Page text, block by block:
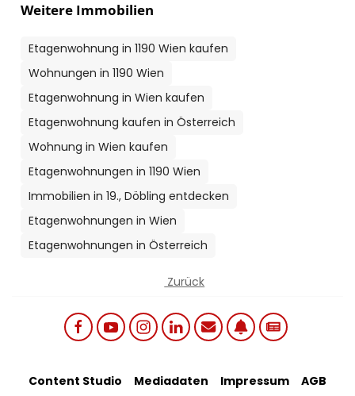
Weitere Immobilien
Etagenwohnung in 1190 Wien kaufen
Wohnungen in 1190 Wien
Etagenwohnung in Wien kaufen
Etagenwohnung kaufen in Österreich
Wohnung in Wien kaufen
Etagenwohnungen in 1190 Wien
Immobilien in 19., Döbling entdecken
Etagenwohnungen in Wien
Etagenwohnungen in Österreich
Zurück
Social links menu
Footer Bottom Menu
Content Studio Mediadaten Impressum AGB